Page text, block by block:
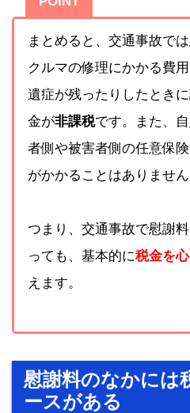
まとめると、交通事故で
クルマの修理にかかる費
遺症が残ったりしたとき
金が非課税です。また、
者側や被害者側の任意保
がかかることはありません
つまり、交通事故で慰謝
っても、基本的に税金を
えます。
慰謝料のなかには
ースがある